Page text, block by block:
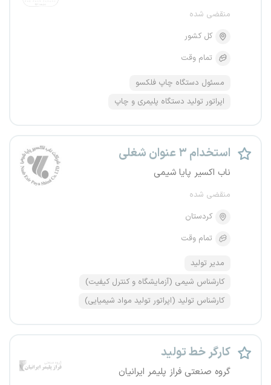
منقضی شده
کل کشور
تمام وقت
مسئول دستگاه چاپ فلکسو
اپراتور تولید دستگاه پلیمری و چاپ
استخدام ۳ عنوان شغلی
ناب اکسیر پایا شیمی
منقضی شده
کردستان
تمام وقت
مدیر تولید
کارشناس شیمی (آزمایشگاه و کنترل کیفیت)
کارشناس تولید (اپراتور تولید مواد شیمیایی)
کارگر خط تولید
گروه صنعتی فراز پلیمر ایرانیان